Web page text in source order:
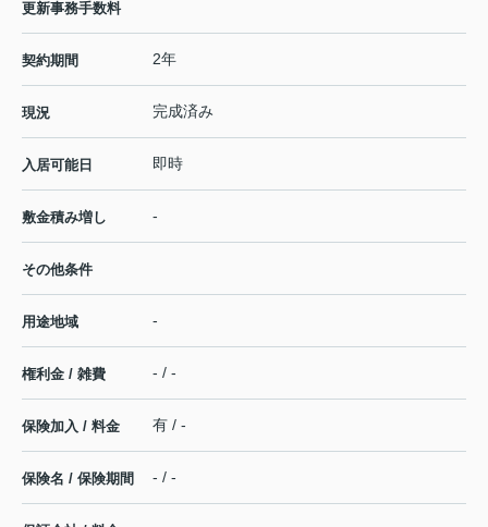
更新事務手数料
契約期間 2年
現況 完成済み
入居可能日 即時
敷金積み増し -
その他条件
用途地域 -
権利金 / 雑費 - / -
保険加入 / 料金 有 / -
保険名 / 保険期間 - / -